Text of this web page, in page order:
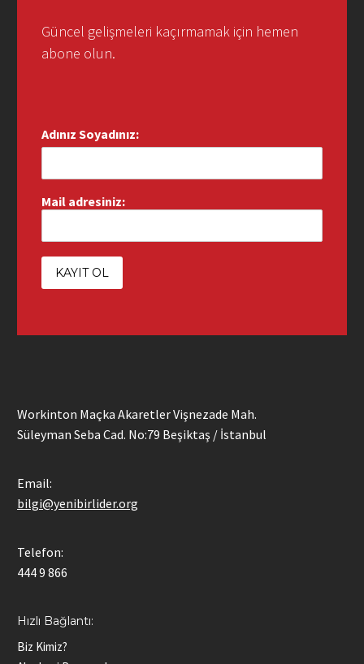
Workinton Maçka Akaretler Vişnezade Mah.
Süleyman Seba Cad. No:79 Beşiktaş / İstanbul
Email:
bilgi@yenibirlider.org
Telefon:
444 9 866
Hızlı Bağlantı:
Biz Kimiz?
Güncel gelişmeleri kaçırmamak için hemen
abone olun.
Adınız Soyadınız:
Mail adresiniz: